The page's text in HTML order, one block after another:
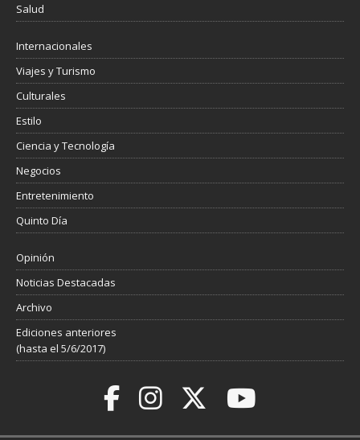
Salud
Internacionales
Viajes y Turismo
Culturales
Estilo
Ciencia y Tecnología
Negocios
Entretenimiento
Quinto Día
Opinión
Noticias Destacadas
Archivo
Ediciones anteriores
(hasta el 5/6/2017)